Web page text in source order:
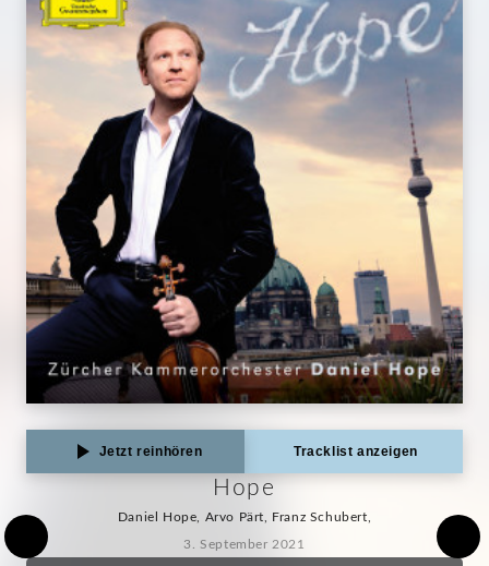
Jetzt reinhören Tracklist anzeigen
Hope
Daniel Hope, Arvo Pärt, Franz Schubert,
3. September 2021